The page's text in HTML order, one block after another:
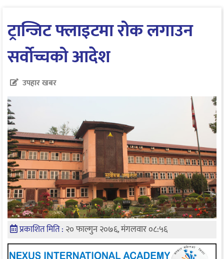
ट्रान्जिट फ्लाइटमा रोक लगाउन
सर्वोच्चको आदेश
उपहार खबर
प्रकाशित मिति : २० फाल्गुन २०७६, मंगलवार ०८:५६